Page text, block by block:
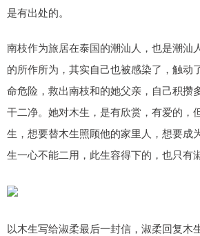
是有出处的。
南枝作为旅居在泰国的潮汕人，也是潮汕
的所作所为，其实自己也被感染了，触动
命危险，救出南枝和的她父亲，自己积攒
干二净。她对木生，是有欣赏，有爱的，
生，想要替木生照顾他的家里人，想要成
生一心不能二用，此生容得下的，也只有
以木生写给淑柔最后一封信，淑柔回复木